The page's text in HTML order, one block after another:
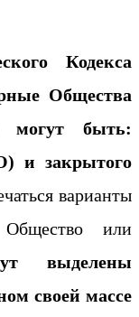
Кодекса
Общества
могут быть:
и закрытого
варианты
или
выделены
своей массе